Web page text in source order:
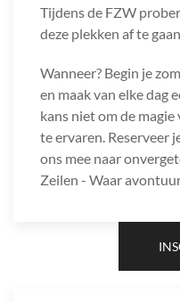
Tijdens de FZW
deze plekken af te gaan.
Wanneer? Begin je
en maak van elke dag
kans niet om de
te ervaren. Reserveer
ons mee naar
Zeilen - Waar